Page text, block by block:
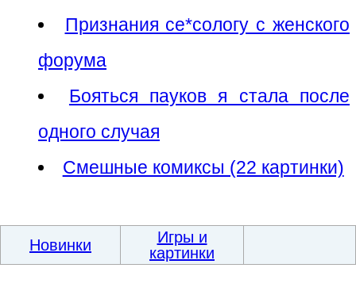
Признания се*сологу с женского
форума
Бояться пауков я стала после
одного случая
Смешные комиксы (22 картинки)
Новинки
Игры и
картинки